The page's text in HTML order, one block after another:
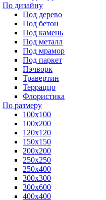
По дизайну
Под дерево
Под бетон
Под камень
Под металл
Под мрамор
Под паркет
Пэчворк
Травертин
Терраццо
Флористика
По размеру
100х100
100х200
120х120
150х150
200х200
250х250
250х400
300х300
300х600
400х400